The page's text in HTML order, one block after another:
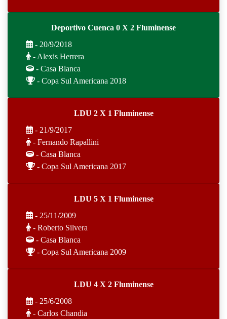
Deportivo Cuenca 0 X 2 Fluminense
- 20/9/2018
- Alexis Herrera
- Casa Blanca
- Copa Sul Americana 2018
LDU 2 X 1 Fluminense
- 21/9/2017
- Fernando Rapallini
- Casa Blanca
- Copa Sul Americana 2017
LDU 5 X 1 Fluminense
- 25/11/2009
- Roberto Silvera
- Casa Blanca
- Copa Sul Americana 2009
LDU 4 X 2 Fluminense
- 25/6/2008
- Carlos Chandia